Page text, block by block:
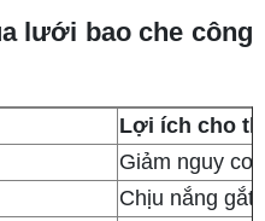
lưới bao che công
Lợi ích cho
Giảm nguy cơ
Chịu nắng